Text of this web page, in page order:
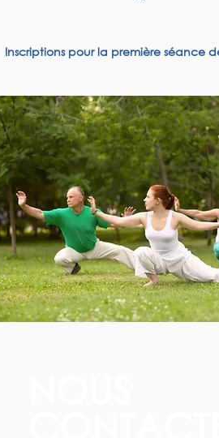
​Inscriptions pour la première séance